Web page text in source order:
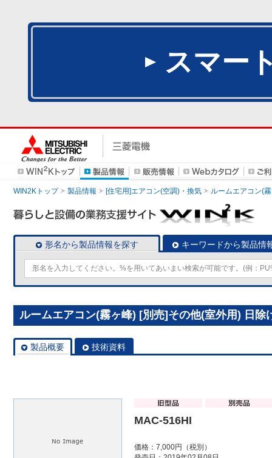
スマー
WIN2Kトップ 製品情報 [住宅用]エアコン(空調)・換気 ルームエアコン(
形名から製品情報を探す キーワードから製品情
ルームエアコン(霧ヶ峰) [別売]その他(室外用) 日除
製品概要 技術資料
MAC-516HI
価格：7,000円（税別）